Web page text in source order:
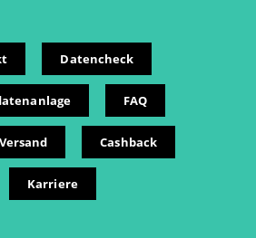
Datencheck
FAQ
Cashback
Karriere